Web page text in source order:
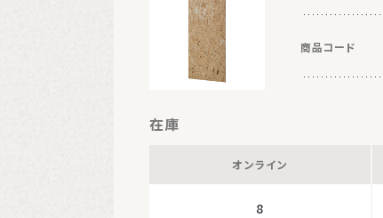
商品コード
在庫
オンライン
8